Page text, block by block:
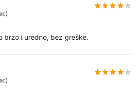
brzo i uredno, bez greške.